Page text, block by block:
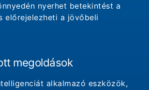
nyerhet betekintést a
előrejelezheti a jövőbeli
megoldások
alkalmazó eszközök,